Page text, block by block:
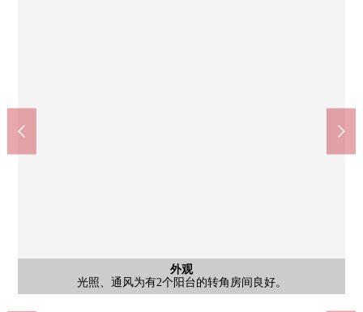
外观
光照、通风为有2个阳台的转角房间良好。
室内
约8.5张塌塌米DK
客厅
约8.5张塌塌米DK
厨房
流迹线作业效率简短地好的L字型的厨房。因为有丰富的存储空间
所以厨房一下子剪，整理
风景
西侧的风景
公共汽车
整体卫浴
洗脸
附带三面镜的盥洗台
厕所
是打扫的容易做的简单的装修。
室内
约3.5张塌塌米家务室(西式房间式样)。作为几度，可以使用。
室内
约4.2张塌塌米西式房间
室内
约6张塌塌米日式房间
门口
家族的鞋以及伞，个子高的长筒靴平息。能充分收藏。
阳台
阳台
风景
北侧的风景
外观
外观
外观
外观
共有部分
自行车停放处
志木市立志木小学(约680m)
志木市立志木中学(约1210m)
THE BIG-A志木本町商店(约160m)
Kasusmi食物Square志木商店(约250m)
Lawson志木本町5丁目商店(约130m)
7-Eleven志木本町5丁目商店(约270m)
松本清志木东口店(约330m)
四季彩公園(约250m)
东町交流广场(约300m)
浅野医院(约240m)